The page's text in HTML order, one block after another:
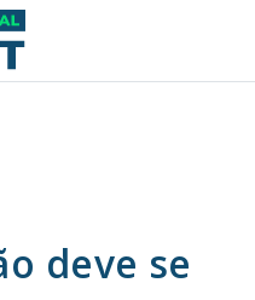
deve se